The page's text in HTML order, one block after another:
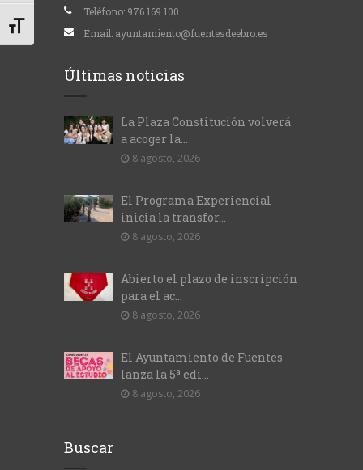
Alternar tamaño de letra
Teléfono: 976 169 100
Email: ayuntamiento@fuentesdeebro.es
Últimas noticias
La Plaza Constitución volverá
a acoger la...
8 agosto, 2026
El Programa Experiencial
inicia la transfor...
8 agosto, 2026
Abierto el plazo de inscripción
para el ac...
8 agosto, 2026
El Ayuntamiento de Fuentes
lanza la 5ª edi...
8 agosto, 2026
Buscar